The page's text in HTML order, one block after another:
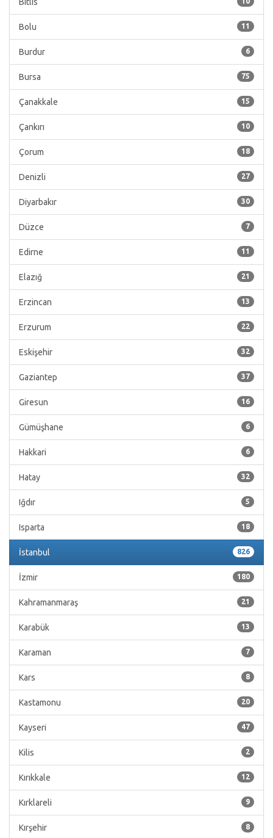
11
Bolu
6
Burdur
75
Bursa
15
Çanakkale
10
Çankırı
18
Çorum
27
Denizli
30
Diyarbakır
7
Düzce
11
Edirne
21
Elazığ
13
Erzincan
22
Erzurum
32
Eskişehir
37
Gaziantep
16
Giresun
6
Gümüşhane
6
Hakkari
32
Hatay
5
Iğdır
18
Isparta
826
İstanbul
180
İzmir
21
Kahramanmaraş
13
Karabük
7
Karaman
8
Kars
20
Kastamonu
47
Kayseri
2
Kilis
12
Kırıkkale
9
Kırklareli
8
Kırşehir